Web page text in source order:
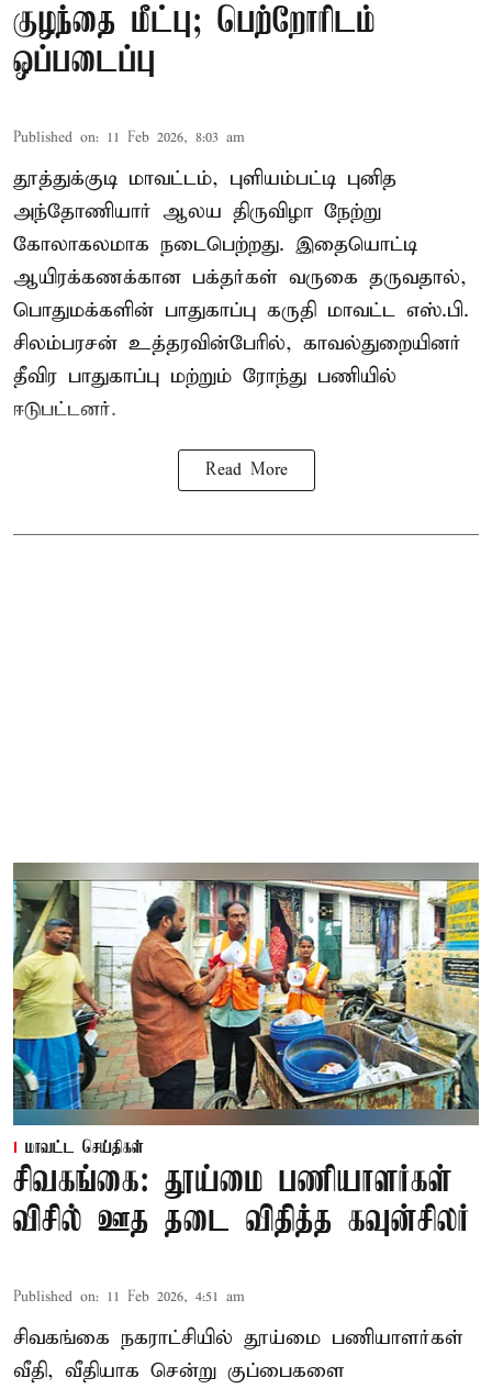
குழந்தை மீட்பு; பெற்றோரிடம்
ஒப்படைப்பு
Published on: 11 Feb 2026, 8:03 am
தூத்துக்குடி மாவட்டம், புளியம்பட்டி புனித
அந்தோணியார் ஆலய திருவிழா நேற்று
கோலாகலமாக நடைபெற்றது. இதையொட்டி
ஆயிரக்கணக்கான பக்தர்கள் வருகை தருவதால்,
பொதுமக்களின் பாதுகாப்பு கருதி மாவட்ட எஸ்.பி.
சிலம்பரசன் உத்தரவின்பேரில், காவல்துறையினர்
தீவிர பாதுகாப்பு மற்றும் ரோந்து பணியில்
ஈடுபட்டனர்.
Read More
மாவட்ட செய்திகள்
சிவகங்கை: தூய்மை பணியாளர்கள்
விசில் ஊத தடை விதித்த கவுன்சிலர்
Published on: 11 Feb 2026, 4:51 am
சிவகங்கை நகராட்சியில் தூய்மை பணியாளர்கள்
வீதி, வீதியாக சென்று குப்பைகளை